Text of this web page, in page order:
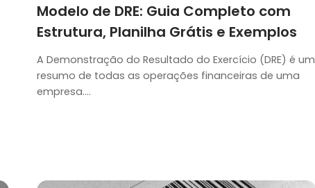
Modelo de DRE: Guia Completo com
Estrutura, Planilha Grátis e Exemplos
A Demonstração do Resultado do Exercí­cio (DRE) é um
resumo de todas as operações financeiras de uma
empresa….